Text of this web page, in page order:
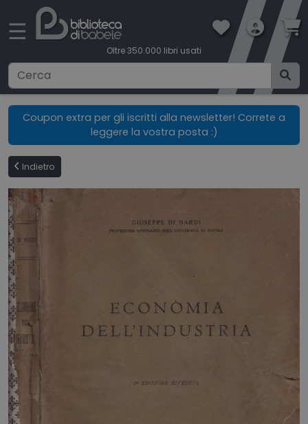
☰
Oltre 350.000 libri usati
Ricerca avanzata
CONDIZIONI DI VENDITA
BOOKLOVERS CARD
HOME
CHI SIAMO
Coupon extra per gli iscritti alla newsletter! Correte a
leggere la vostra posta :)
Indietro